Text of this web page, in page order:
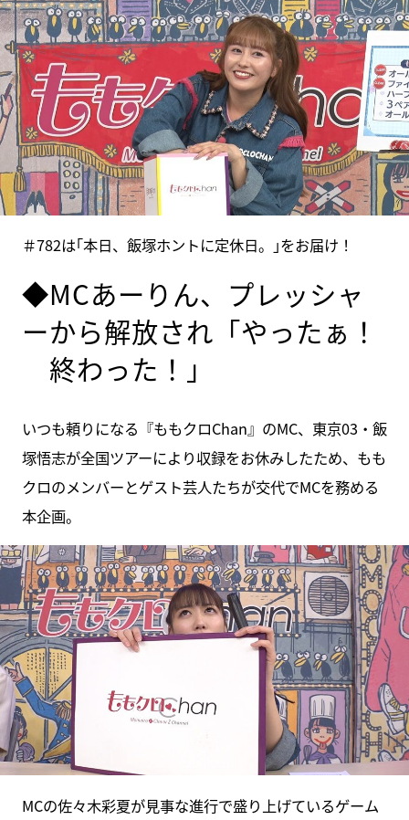
＃782は｢本日、飯塚ホントに定休日。｣をお届け！
◆MCあーりん、プレッシャ
ーから解放され「やったぁ！
終わった！」
いつも頼りになる『ももクロChan』のMC、東京03・飯
塚悟志が全国ツアーにより収録をお休みしたため、もも
クロのメンバーとゲスト芸人たちが交代でMCを務める
本企画。
MCの佐々木彩夏が見事な進行で盛り上げているゲーム